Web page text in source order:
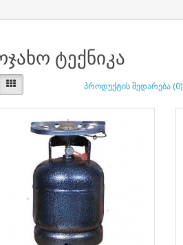
ტექნიკა
პროდუქტის შედარება (0)